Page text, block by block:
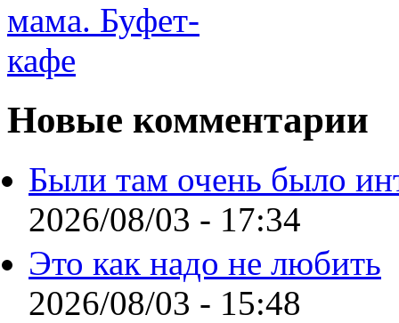
Новые комментарии
Были там очень было
2026/08/03 - 17:34
Это как надо не любить
2026/08/03 - 15:48